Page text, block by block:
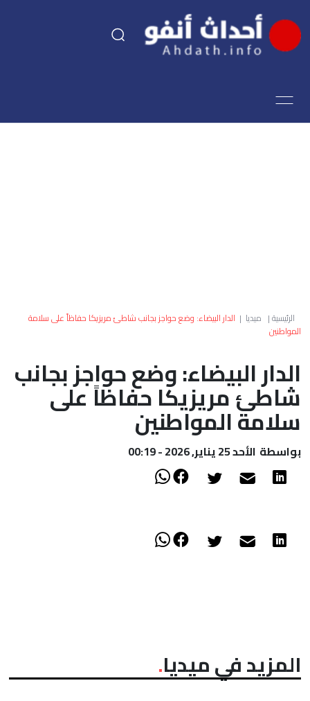
اقتصاد
العالم
الصحراء
الرئيسية| ميديا | الدار البيضاء: وضع حواجز بجانب شاطئ مريزيكا حفاظاً على سلامة
المواطنين
الدار البيضاء: وضع حواجز بجانب
شاطئ مريزيكا حفاظاً على
سلامة المواطنين
بواسطة الأحد 25 يناير, 2026 - 00:19
المزيد في ميديا